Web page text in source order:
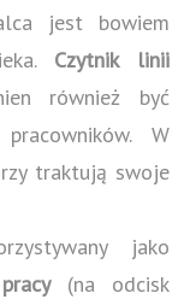
jest bowiem
Czytnik linii
również być
W
traktują swoje
jako
(na odcisk